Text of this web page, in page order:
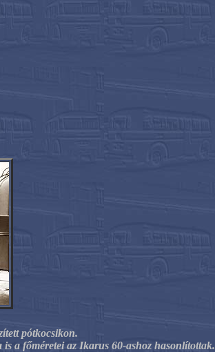
pótkocsikon.
a főméretei az Ikarus 60-ashoz hasonlítottak.